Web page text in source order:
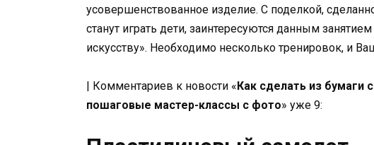
усовершенствованное изделие. С поделкой,
станут играть дети, заинтересуются данным
искусству». Необходимо несколько тренировок, и
| Комментариев к новости «Как сделать из бумаги
пошаговые мастер-классы с фото» уже 9: